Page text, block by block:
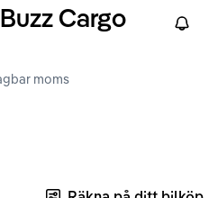
Cargo
Right
moms